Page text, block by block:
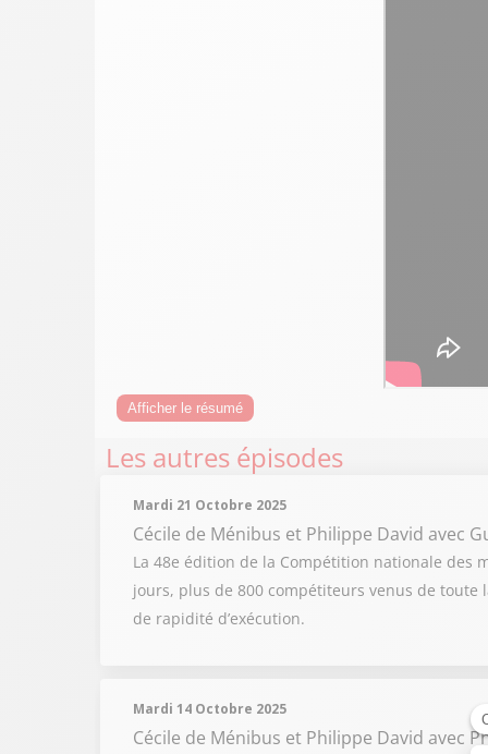
Afficher le résumé
Les autres épisodes
Mardi 21 Octobre 2025
Cécile de Ménibus et Philippe David avec
La 48e édition de la Compétition nationale des
jours, plus de 800 compétiteurs venus de toute
de rapidité d’exécution.
Mardi 14 Octobre 2025
Cécile de Ménibus et Philippe David avec